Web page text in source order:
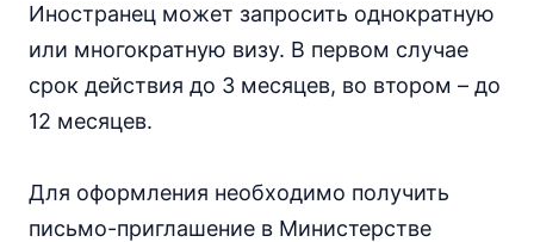
Иностранец может запросить однократную
или многократную визу. В первом случае
срок действия до 3 месяцев, во втором – до
12 месяцев.
Для оформления необходимо получить
письмо-приглашение в Министерстве